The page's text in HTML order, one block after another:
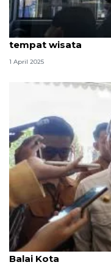
Transjakarta
tempat wisata
1 April 2025
Pj Gubernur DKI
Balai Kota